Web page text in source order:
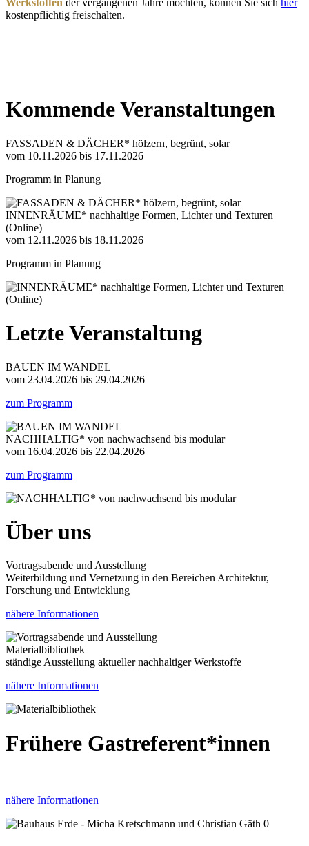
kostenpflichtig freischalten.
Kommende Veranstaltungen
FASSADEN & DÄCHER* hölzern, begrünt, solar
vom 10.11.2026 bis 17.11.2026
Programm in Planung
INNENRÄUME* nachhaltige Formen, Lichter und Texturen
(Online)
vom 12.11.2026 bis 18.11.2026
Programm in Planung
Letzte Veranstaltung
BAUEN IM WANDEL
vom 23.04.2026 bis 29.04.2026
zum Programm
NACHHALTIG* von nachwachsend bis modular
vom 16.04.2026 bis 22.04.2026
zum Programm
Über uns
Vortragsabende und Ausstellung
Weiterbildung und Vernetzung in den Bereichen Architektur,
Forschung und Entwicklung
nähere Informationen
Materialbibliothek
ständige Ausstellung aktueller nachhaltiger Werkstoffe
nähere Informationen
Frühere Gastreferent*innen
nähere Informationen
0